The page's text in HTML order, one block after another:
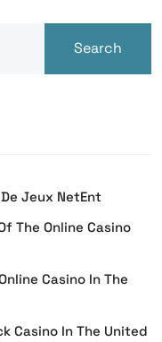
Search
Jeux NetEnt
The Online Casino
Casino In The
Casino In The United